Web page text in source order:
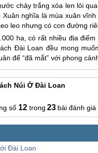
chảy trắng xóa len lỏi
nghĩa là mùa xuân
leo nhưng có con đường
ha, có rất nhiều địa
Đài Loan đều mong
để “đã mắt” với phong
Núi Ở Đài Loan
12 23 bài đánh giá
Đài Loan